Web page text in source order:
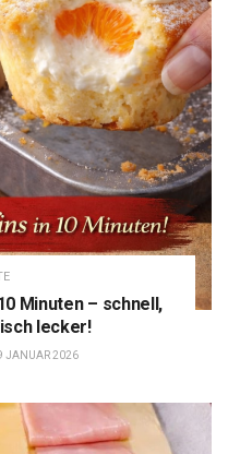
Minuten – schnell,
lecker!
JANUAR 2026